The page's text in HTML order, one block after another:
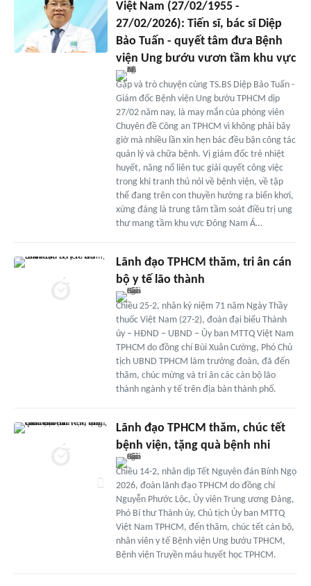
Việt Nam (27/02/1955 -
27/02/2026): Tiến sĩ, bác sĩ Diệp
Bảo Tuấn - quyết tâm đưa Bệnh
viện Ung bướu vươn tầm khu vực
Gặp và trò chuyện cùng TS.BS Diệp Bảo Tuấn -
Giám đốc Bệnh viện Ung bướu TPHCM dịp
27/02 năm nay, là may mắn của phóng viên
Chuyên đề Công an TPHCM vì không phải bây
giờ mà nhiều lần xin hẹn bác đều bận công tác
quản lý và chữa bệnh. Vị giám đốc trẻ nhiệt
huyết, năng nổ liên tục giải quyết công việc
trong khi tranh thủ nói về bệnh viện, về tập
thể đang trên con thuyền hướng ra biển khơi,
xứng đáng là trung tâm tầm soát điều trị ung
thư mang tầm khu vực Đông Nam Á…
Lãnh đạo TPHCM thăm, tri ân cán
bộ y tế lão thành
Chiều 25-2, nhân kỷ niệm 71 năm Ngày Thầy
thuốc Việt Nam (27-2), đoàn đại biểu Thành
ủy – HĐND – UBND – Ủy ban MTTQ Việt Nam
TPHCM do đồng chí Bùi Xuân Cường, Phó Chủ
tịch UBND TPHCM làm trưởng đoàn, đã đến
thăm, chúc mừng và tri ân các cán bộ lão
thành ngành y tế trên địa bàn thành phố.
Lãnh đạo TPHCM thăm, chúc tết
bệnh viện, tặng quà bệnh nhi
Chiều 14-2, nhân dịp Tết Nguyên đán Bính Ngọ
2026, đoàn lãnh đạo TPHCM do đồng chí
Nguyễn Phước Lộc, Ủy viên Trung ương Đảng,
Phó Bí thư Thành ủy, Chủ tịch Ủy ban MTTQ
Việt Nam TPHCM, đến thăm, chúc tết cán bộ,
nhân viên y tế Bệnh viện Ung bướu TPHCM,
Bệnh viện Truyền máu huyết học TPHCM.